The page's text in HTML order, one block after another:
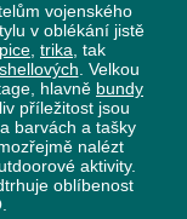
vojenského
v oblékání jistě
trika , tak
. Velkou
hlavně bundy
příležitost jsou
barvách a tašky
nalézt
aktivity.
oblíbenost